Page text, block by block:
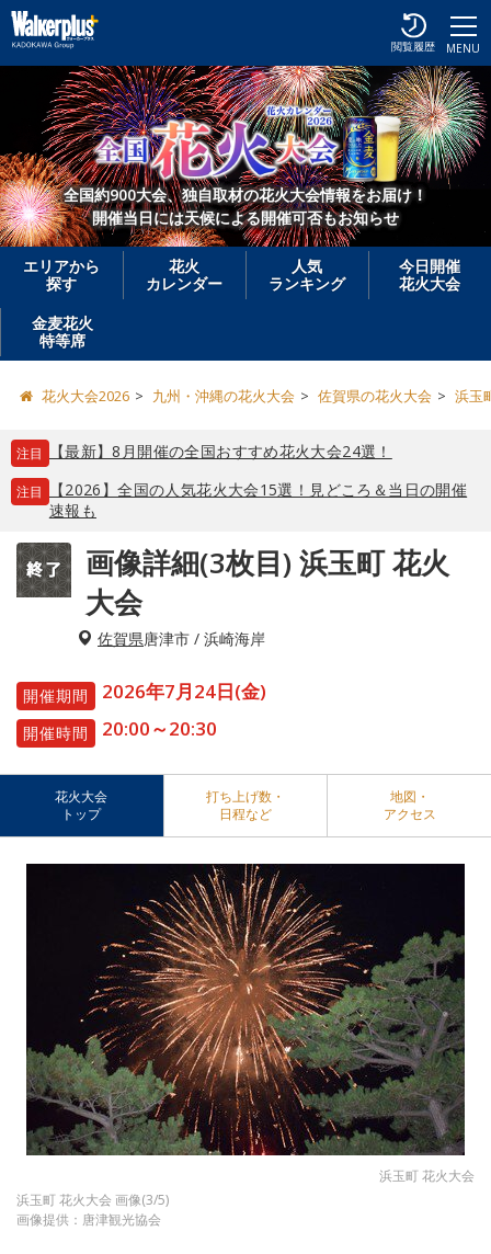
MENU
閲覧履歴
全国約900大会、独自取材の花火大会情報をお届け！
開催当日には天候による開催可否もお知らせ
エリアから
探す
花火
カレンダー
人気
ランキング
今日開催
花火大会
金麦花火
特等席
花火大会2026 九州・沖縄の花火大会 佐賀県の花火大会 浜玉
注目 【最新】8月開催の全国おすすめ花火大会24選！
注目
【2026】全国の人気花火大会15選！見どころ＆当日の開催
速報も
画像詳細(3枚目) 浜玉町 花火
大会
佐賀県唐津市 / 浜崎海岸
開催期間 2026年7月24日(金)
開催時間 20:00～20:30
花火大会
トップ
打ち上げ数・
日程など
地図・
アクセス
浜玉町 花火大会
浜玉町 花火大会 画像(3/5)
画像提供：唐津観光協会